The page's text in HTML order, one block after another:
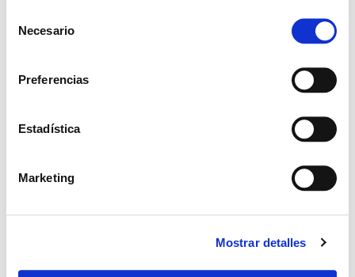
Necesario
Preferencias
Estadística
Marketing
Mostrar detalles